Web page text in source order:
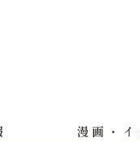
漫画・イ